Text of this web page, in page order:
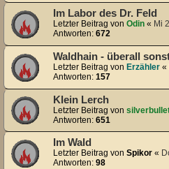
Im Labor des Dr. Feld
Letzter Beitrag von Odin « Mi
Antworten: 672
Waldhain - überall
Letzter Beitrag von Erzähler «
Antworten: 157
Klein Lerch
Letzter Beitrag von
Antworten: 651
Im Wald
Letzter Beitrag von Spikor «
Antworten: 98